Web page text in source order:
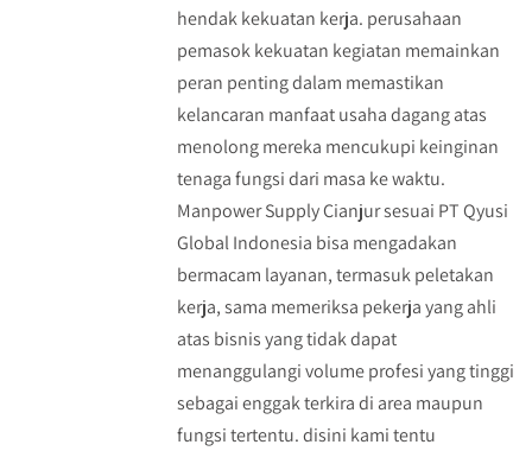
hendak kekuatan kerja. perusahaan
pemasok kekuatan kegiatan memainkan
peran penting dalam memastikan
kelancaran manfaat usaha dagang atas
menolong mereka mencukupi keinginan
tenaga fungsi dari masa ke waktu.
Manpower Supply Cianjur sesuai PT Qyusi
Global Indonesia bisa mengadakan
bermacam layanan, termasuk peletakan
kerja, sama memeriksa pekerja yang ahli
atas bisnis yang tidak dapat
menanggulangi volume profesi yang tinggi
sebagai enggak terkira di area maupun
fungsi tertentu. disini kami tentu